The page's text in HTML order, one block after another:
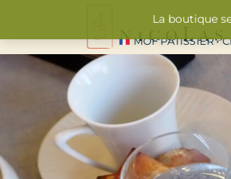
MOF PÂTISSIER •
La boutique